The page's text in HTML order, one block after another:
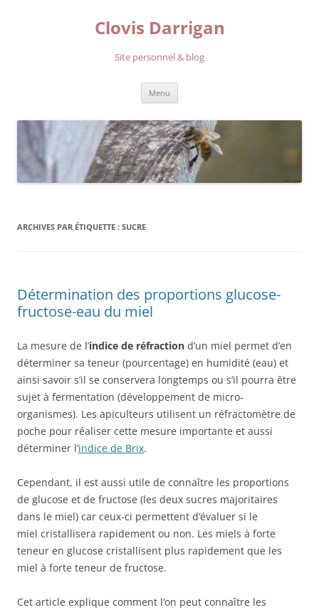
Clovis Darrigan
Site personnel & blog
Menu
ARCHIVES PAR ÉTIQUETTE : SUCRE
Détermination des proportions glucose-
fructose-eau du miel
La mesure de l’indice de réfraction d’un miel permet d’en
déterminer sa teneur (pourcentage) en humidité (eau) et
ainsi savoir s’il se conservera longtemps ou s’il pourra être
sujet à fermentation (développement de micro-
organismes). Les apiculteurs utilisent un réfractomètre de
poche pour réaliser cette mesure importante et aussi
déterminer l’indice de Brix.
Cependant, il est aussi utile de connaître les proportions
de glucose et de fructose (les deux sucres majoritaires
dans le miel) car ceux-ci permettent d’évaluer si le
miel cristallisera rapidement ou non. Les miels à forte
teneur en glucose cristallisent plus rapidement que les
miel à forte teneur de fructose.
Cet article explique comment l’on peut connaître les